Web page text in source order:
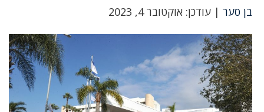
בן סער | עודכן: אוקטובר 4, 2023